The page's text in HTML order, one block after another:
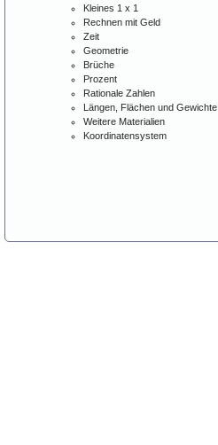
Kleines 1 x 1
Rechnen mit Geld
Zeit
Geometrie
Brüche
Prozent
Rationale Zahlen
Längen, Flächen und Gewichte
Weitere Materialien
Koordinatensystem